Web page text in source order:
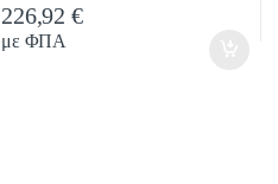
226,92€
με ΦΠΑ
Quantity